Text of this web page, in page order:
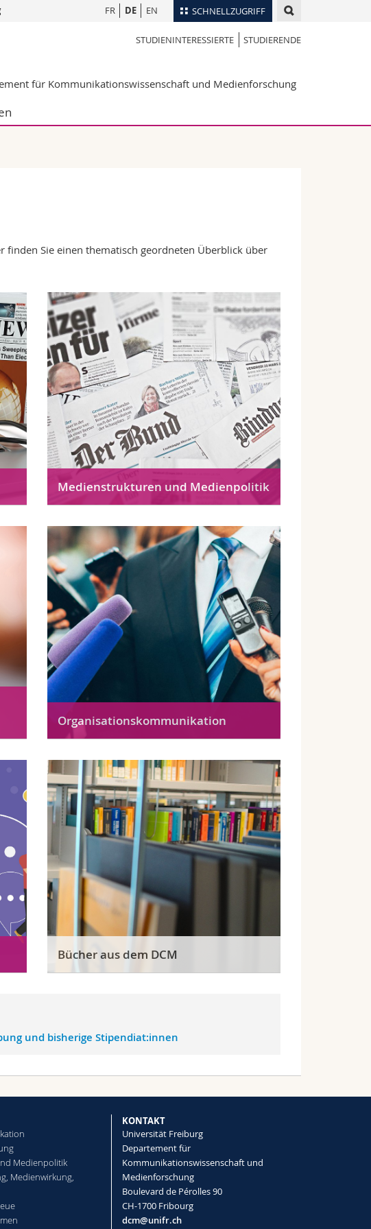
SCHNELLZUGRIFF
Personenverzeichnis
Bibliotheken
Vorlesungsverzeichnis
FR DE EN
STUDIENINTERESSIERTE STUDIERENDE
für Kommunikationswissenschaft und Medienforschung
Sie einen thematisch geordneten Überblick über
Medienstrukturen und Medienpolitik
Organisationskommunikation
Bücher aus dem DCM
und bisherige Stipendiat:innen
Medienpolitik
Medienwirkung,
KONTAKT
Universität Freiburg
Departement für
Kommunikationswissenschaft und
Medienforschung
Boulevard de Pérolles 90
CH-1700 Fribourg
dcm@unifr.ch